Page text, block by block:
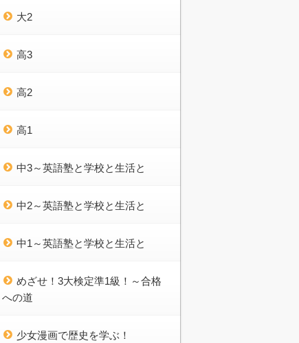
大2
高3
高2
高1
中3～英語塾と学校と生活と
中2～英語塾と学校と生活と
中1～英語塾と学校と生活と
めざせ！3大検定準1級！～合格
への道
少女漫画で歴史を学ぶ！